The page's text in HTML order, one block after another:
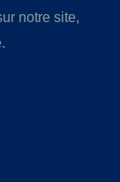
notre site,